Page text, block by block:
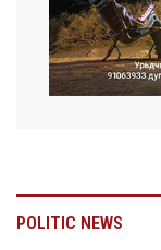
POLITIC NEWS